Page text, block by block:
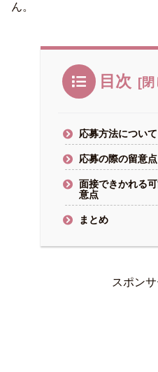
ん。
目次
応募方法について
応募の際の留意点
面接できかれる
意点
まとめ
スポン